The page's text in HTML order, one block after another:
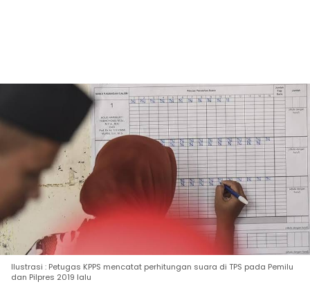
Ilustrasi : Petugas KPPS mencatat perhitungan suara di TPS pada Pemilu
dan Pilpres 2019 lalu